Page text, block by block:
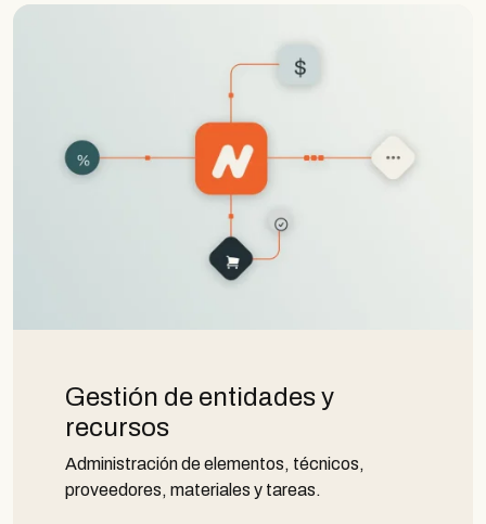
Gestión de entidades y
recursos
Administración de elementos, técnicos,
proveedores, materiales y tareas.